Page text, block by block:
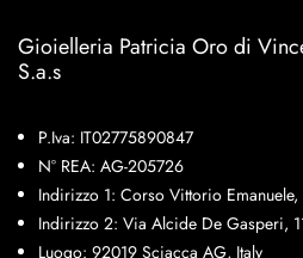
Gioielleria Patricia Oro di
S.a.s
P.Iva: IT02775890847
N° REA: AG-205726
Indirizzo 1: Corso Vittorio Emanuele,
Indirizzo 2: Via Alcide De Gasperi,
Luogo: 92019 Sciacca AG, Italy